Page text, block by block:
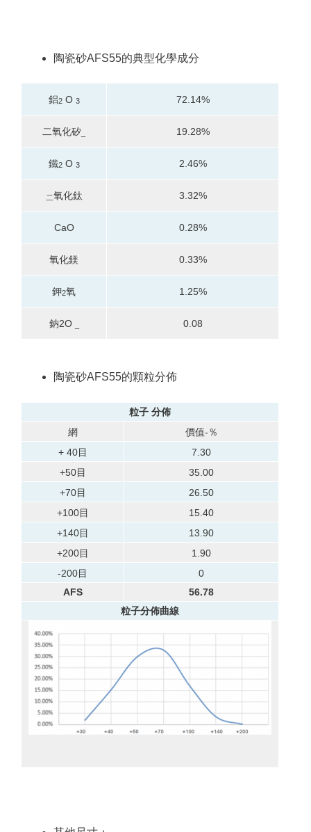
陶瓷砂AFS55的典型化學成分
鋁2O 3 72.14%
二氧化矽 19.28%
鐵2O 3 2.46%
二氧化鈦 3.32%
CaO 0.28%
氧化鎂 0.33%
鉀2氧 1.25%
鈉2O 0.08
陶瓷砂AFS55的顆粒分佈
粒子 分佈
網
價值-％
+ 40目
7.30
+50目
35.00
+70目
26.50
+100目
15.40
+140目
13.90
+200目
1.90
-200目
0
AFS
56.78
粒子分佈曲線